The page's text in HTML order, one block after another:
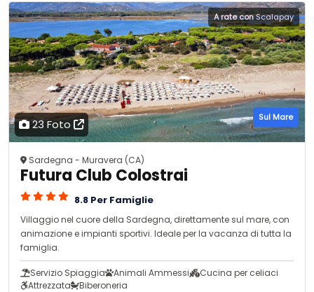
23 Foto
A rate conScalapay
Sul Mare
Sardegna - Muravera (CA)
Futura Club Colostrai
8.8 Per Famiglie
Villaggio nel cuore della Sardegna, direttamente sul mare, con
animazione e impianti sportivi. Ideale per la vacanza di tutta la
famiglia.
Servizio Spiaggia Animali Ammessi
Cucina per celiaci
Attrezzata
Biberoneria